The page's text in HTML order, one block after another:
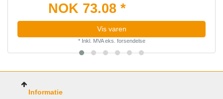
NOK 73.08 *
Vis varen
* Inkl. MVAeks. forsendelse
Informatie